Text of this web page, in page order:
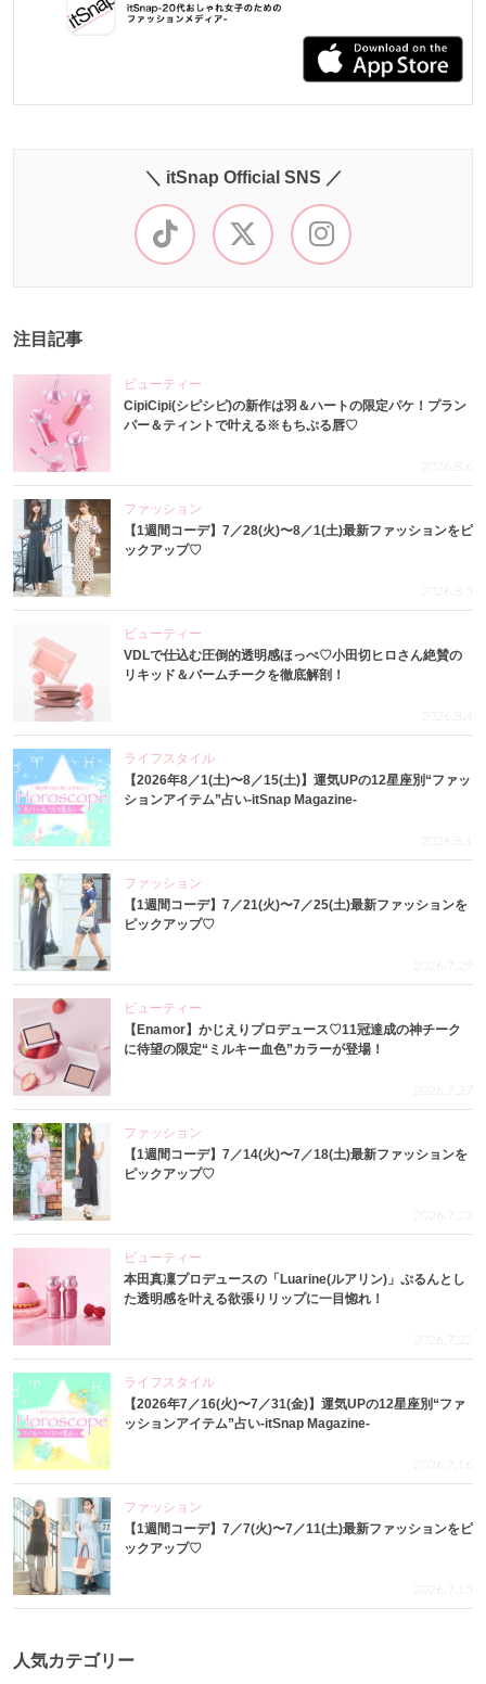
＼ itSnap Official SNS ／
注目記事
ビューティー
CipiCipi(シピシピ)の新作は羽＆ハートの限定パケ！プラン
パー＆ティントで叶える※もちぷる唇♡
2026.8.6
ファッション
【1週間コーデ】7／28(火)〜8／1(土)最新ファッションをピ
ックアップ♡
2026.8.5
ビューティー
VDLで仕込む圧倒的透明感ほっぺ♡小田切ヒロさん絶賛の
リキッド＆バームチークを徹底解剖！
2026.8.4
ライフスタイル
【2026年8／1(土)〜8／15(土)】運気UPの12星座別“ファッ
ションアイテム”占い-itSnap Magazine-
2026.8.1
ファッション
【1週間コーデ】7／21(火)〜7／25(土)最新ファッションを
ピックアップ♡
2026.7.29
ビューティー
【Enamor】かじえりプロデュース♡11冠達成の神チーク
に待望の限定“ミルキー血色”カラーが登場！
2026.7.27
ファッション
【1週間コーデ】7／14(火)〜7／18(土)最新ファッションを
ピックアップ♡
2026.7.23
ビューティー
本田真凜プロデュースの「Luarine(ルアリン)」ぷるんとし
た透明感を叶える欲張りリップに一目惚れ！
2026.7.22
ライフスタイル
【2026年7／16(火)〜7／31(金)】運気UPの12星座別“ファ
ッションアイテム”占い-itSnap Magazine-
2026.7.16
ファッション
【1週間コーデ】7／7(火)〜7／11(土)最新ファッションをピ
ックアップ♡
2026.7.15
人気カテゴリー